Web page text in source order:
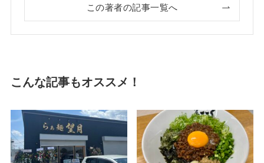
この著者の記事一覧へ
こんな記事もオススメ！